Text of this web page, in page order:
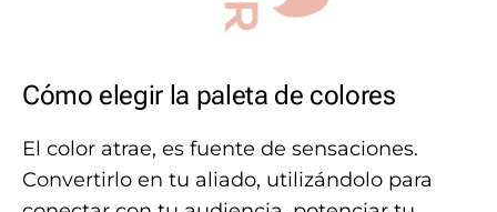
Cómo elegir la paleta de colores
El color atrae, es fuente de sensaciones.
Convertirlo en tu aliado, utilizándolo para